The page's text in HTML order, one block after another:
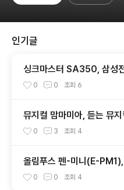
인기글
싱크마스터 SA350, 삼성
광시야각 모니터
0 0 조회 6
뮤지컬 맘마미아, 듣는 뮤
0 3 조회 4
올림푸스 펜-미니(E-
카메라
0 0 조회 4